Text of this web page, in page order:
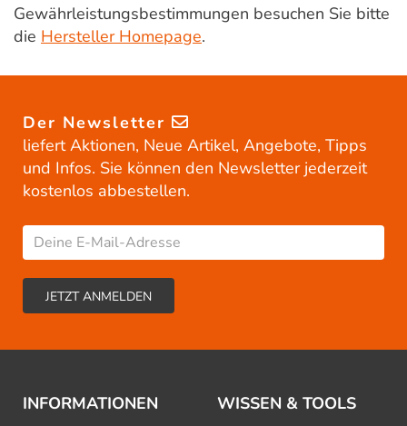
Gewährleistungsbestimmungen besuchen Sie bitte
die Hersteller Homepage.
Der Newsletter
liefert Aktionen, Neue Artikel, Angebote, Tipps
und Infos. Sie können den Newsletter jederzeit
kostenlos abbestellen.
INFORMATIONEN WISSEN & TOOLS